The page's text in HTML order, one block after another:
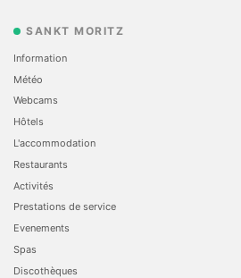
SANKT MORITZ
Information
Météo
Webcams
Hôtels
L'accommodation
Restaurants
Activités
Prestations de service
Evеnements
Spas
Discothèques